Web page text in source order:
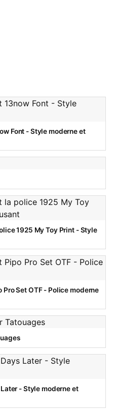
Font - Style moderne et
1925 My Toy Print - Style
Set OTF - Police moderne
- Style moderne et